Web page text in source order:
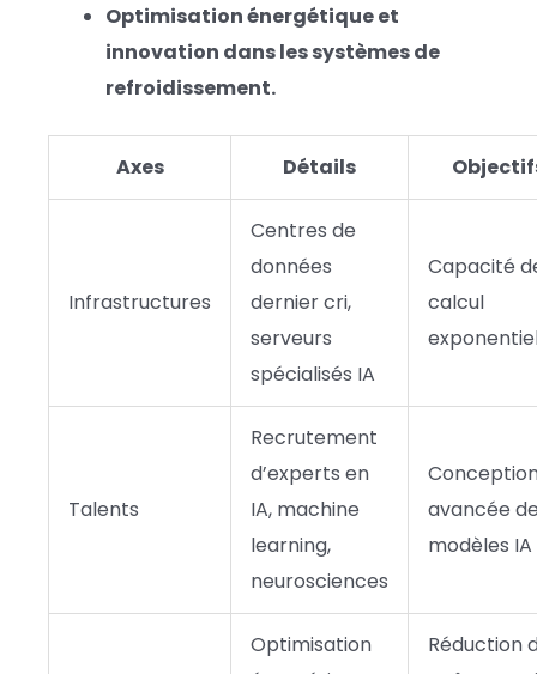
Optimisation énergétique et
innovation dans les systèmes de
refroidissement.
Axes Détails
Infrastructures
Centres de
données
dernier cri,
serveurs
spécialisés IA
Capacité
calcul
Talents
Recrutement
d’experts en
IA, machine
learning,
neurosciences
avancée
modèles IA
Optimisation
Réduction